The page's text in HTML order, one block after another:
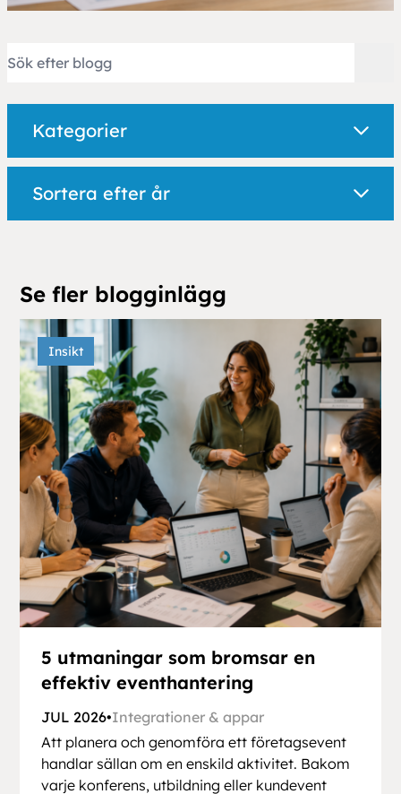
Kategorier
Sortera efter år
Se fler blogginlägg
Insikt
5 utmaningar som bromsar en
effektiv eventhantering
JUL 2026•Integrationer & appar
Att planera och genomföra ett företagsevent
handlar sällan om en enskild aktivitet. Bakom
varje konferens, utbildning eller kundevent